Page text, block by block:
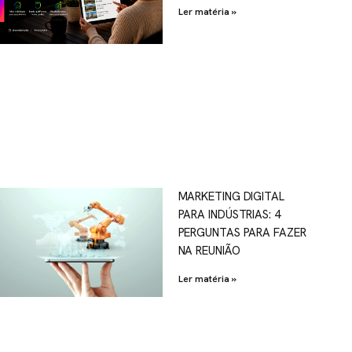
Ler matéria »
MARKETING DIGITAL
PARA INDÚSTRIAS: 4
PERGUNTAS PARA FAZER
NA REUNIÃO
Ler matéria »